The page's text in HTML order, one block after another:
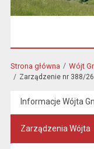
Strona główna Wójt
Zarządzenie nr 388/26
Informacje Wójta
Zarządzenia Wójta